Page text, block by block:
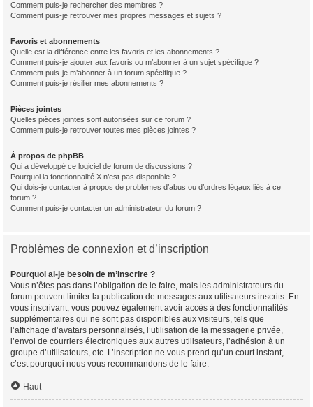
Comment puis-je rechercher des membres ?
Comment puis-je retrouver mes propres messages et sujets ?
Favoris et abonnements
Quelle est la différence entre les favoris et les abonnements ?
Comment puis-je ajouter aux favoris ou m’abonner à un sujet spécifique ?
Comment puis-je m’abonner à un forum spécifique ?
Comment puis-je résilier mes abonnements ?
Pièces jointes
Quelles pièces jointes sont autorisées sur ce forum ?
Comment puis-je retrouver toutes mes pièces jointes ?
À propos de phpBB
Qui a développé ce logiciel de forum de discussions ?
Pourquoi la fonctionnalité X n’est pas disponible ?
Qui dois-je contacter à propos de problèmes d’abus ou d’ordres légaux liés à ce
forum ?
Comment puis-je contacter un administrateur du forum ?
Problèmes de connexion et d’inscription
Pourquoi ai-je besoin de m’inscrire ?
Vous n’êtes pas dans l’obligation de le faire, mais les administrateurs du
forum peuvent limiter la publication de messages aux utilisateurs inscrits. En
vous inscrivant, vous pouvez également avoir accès à des fonctionnalités
supplémentaires qui ne sont pas disponibles aux visiteurs, tels que
l’affichage d’avatars personnalisés, l’utilisation de la messagerie privée,
l’envoi de courriers électroniques aux autres utilisateurs, l’adhésion à un
groupe d’utilisateurs, etc. L’inscription ne vous prend qu’un court instant,
c’est pourquoi nous vous recommandons de le faire.
Haut